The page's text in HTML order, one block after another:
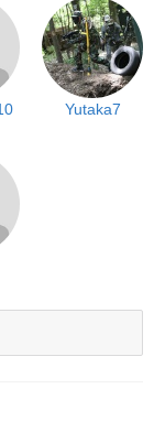
Yutaka7